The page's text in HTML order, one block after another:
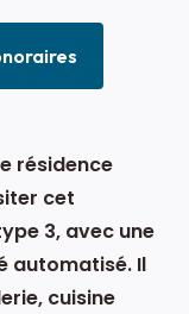
résidence
cet
3, avec une
automatisé. Il
cuisine